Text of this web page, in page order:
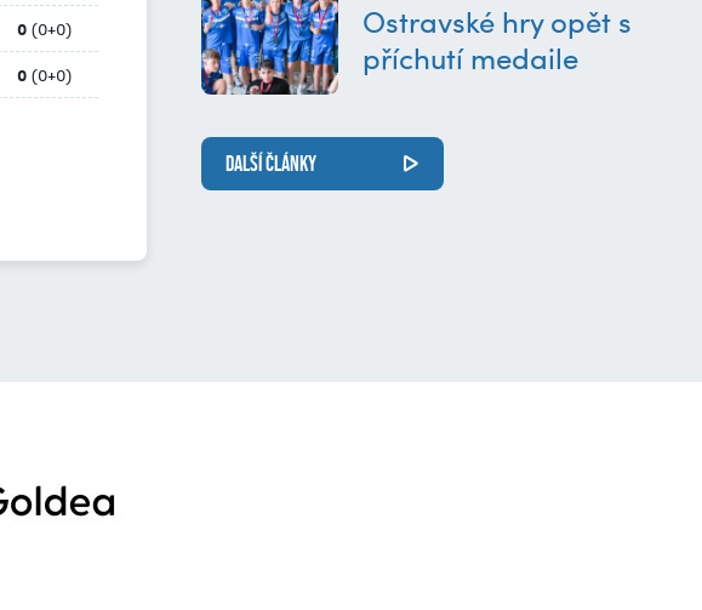
0 (0+0)
0 (0+0)
Ostravské hry opět s
příchutí medaile
DALŠÍ ČLÁNKY